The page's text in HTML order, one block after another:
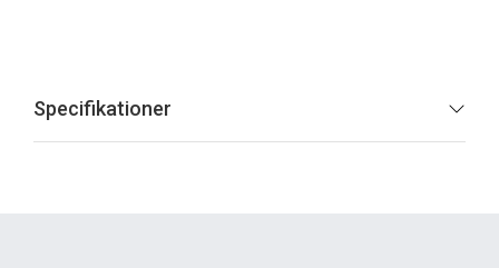
Specifikationer